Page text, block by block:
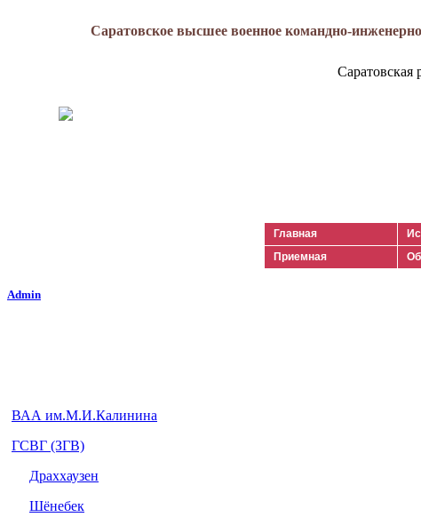
Саратовское высшее военное командно-
Саратовская
Главная
Приемная
Admin
ВАА им.М.И.Калинина
ГСВГ (ЗГВ)
Драххаузен
Шёнебек